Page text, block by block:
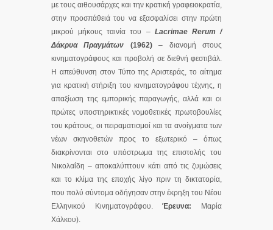
με τους αιθουσάρχες και την κρατική γραφειοκρατία,
στην προσπάθειά του να εξασφαλίσει στην πρώτη
μικρού μήκους ταινία του – Lacrimae Rerum
/
Δάκρυα Πραγμάτων (1962)– διανομή στους
κινηματογράφους και προβολή σε διεθνή φεστιβάλ.
Η απεύθυνση στον Τύπο της Αριστεράς, το αίτημα
για κρατική στήριξη του κινηματογράφου τέχνης, η
απαξίωση της εμπορικής παραγωγής, αλλά και οι
πρώτες υποστηρικτικές νομοθετικές πρωτοβουλίες
του κράτους, οι πειραματισμοί και τα ανοίγματα των
νέων σκηνοθετών προς το εξωτερικό – όπως
διακρίνονται στο υπόστρωμα της επιστολής του
Νικολαΐδη – αποκαλύπτουν κάτι από τις ζυμώσεις
και το κλίμα της εποχής λίγο πριν τη δικτατορία,
που πολύ σύντομα οδήγησαν στην έκρηξη του Νέου
Ελληνικού Κινηματογράφου.Έρευνα:
Μαρία
Χάλκου).